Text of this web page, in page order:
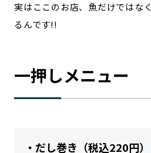
実はここのお店、魚だけではなく
るんです!!
一押しメニュー
・だし巻き（税込220円）